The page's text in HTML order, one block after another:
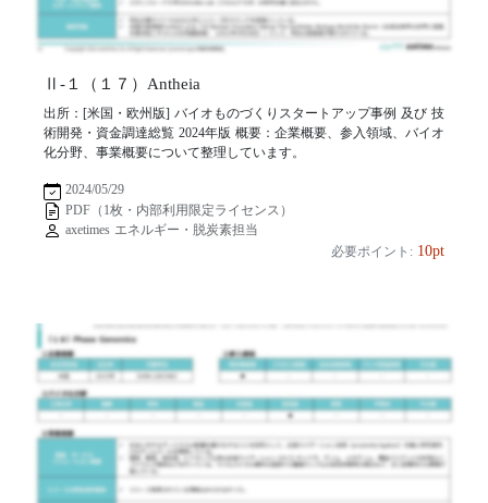
Ⅱ-１（１７）Antheia
出所：[米国・欧州版] バイオものづくりスタートアップ事例 及び 技
術開発・資金調達総覧 2024年版 概要：企業概要、参入領域、バイオ
化分野、事業概要について整理しています。
2024/05/29
PDF（1枚・内部利用限定ライセンス）
axetimes エネルギー・脱炭素担当
必要ポイント: 10pt